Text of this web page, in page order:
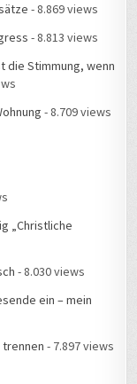
- 8.869 views
- 8.813 views
die Stimmung, wenn
- 8.709 views
„Christliche
- 8.030 views
ein – mein
- 7.897 views